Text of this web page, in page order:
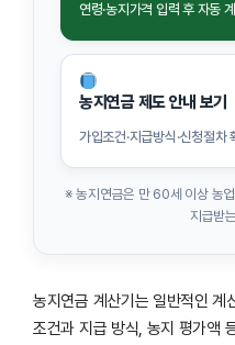
연령·농지가격 입력 후 자동
농지연금 제도 안내 보기
가입조건·지급방식·신청절차
※ 농지연금은 만 60세 이상 농
지급받
농지연금 계산기는 일반적인 계
조건과 지급 방식, 농지 평가액